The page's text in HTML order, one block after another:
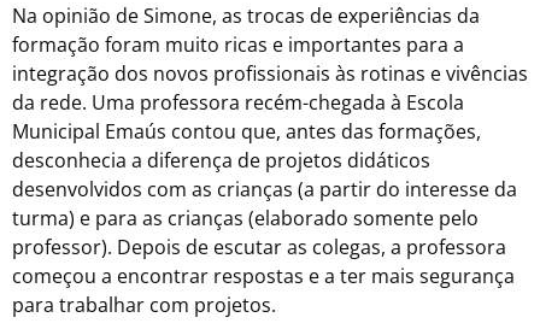
Na opinião de Simone, as trocas de experiências da
formação foram muito ricas e importantes para a
integração dos novos profissionais às rotinas e vivências
da rede. Uma professora recém-chegada à Escola
Municipal Emaús contou que, antes das formações,
desconhecia a diferença de projetos didáticos
desenvolvidos com as crianças (a partir do interesse da
turma) e para as crianças (elaborado somente pelo
professor). Depois de escutar as colegas, a professora
começou a encontrar respostas e a ter mais segurança
para trabalhar com projetos.